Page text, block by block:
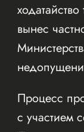
вынес
Процесс
с участием